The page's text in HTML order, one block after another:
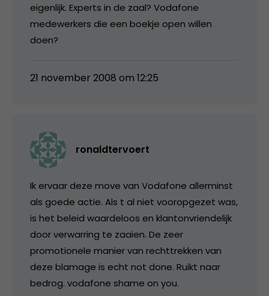
eigenlijk. Experts in de zaal? Vodafone
medewerkers die een boekje open willen
doen?
21 november 2008 om 12:25
ronaldtervoert
Ik ervaar deze move van Vodafone allerminst
als goede actie. Als t al niet vooropgezet was,
is het beleid waardeloos en klantonvriendelijk
door verwarring te zaaien. De zeer
promotionele manier van rechttrekken van
deze blamage is echt not done. Ruikt naar
bedrog. vodafone shame on you.